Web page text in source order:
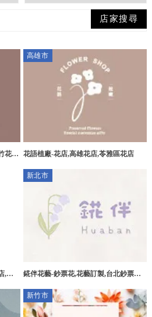
花藝
高雄市
花語植廠-花店,高雄花店,苓雅區花店
,宜
新北市
錵伴花藝-鈔票花,花藝訂製,台北鈔票花,
新竹市